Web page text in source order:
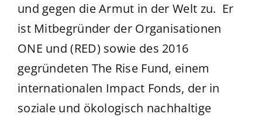
und gegen die Armut in der Welt zu. Er
ist Mitbegründer der Organisationen
ONE und (RED) sowie des 2016
gegründeten The Rise Fund, einem
internationalen Impact Fonds, der in
soziale und ökologisch nachhaltige